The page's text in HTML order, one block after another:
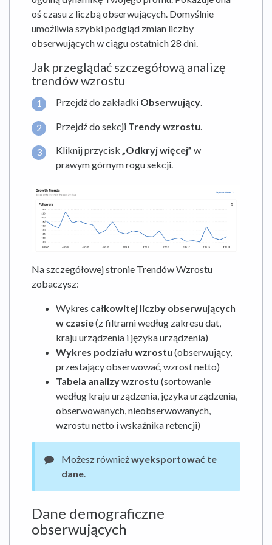
oś czasu z liczbą obserwujących. Domyślnie
umożliwia szybki podgląd zmian liczby
obserwujących w ciągu ostatnich 28 dni.
Jak przeglądać szczegółową analizę
trendów wzrostu
Przejdź do zakładki Obserwujący.
Przejdź do sekcji Trendy wzrostu
Kliknij przycisk „Odkryj więcej” w
prawym górnym rogu sekcji.
Na szczegółowej stronie Trendów Wzrostu
zobaczysz:
Wykres całkowitej liczby obserwujących
w czasie(z filtrami według zakresu dat,
kraju urządzenia i języka urządzenia)
Wykres podziału wzrostu (obserwujący,
przestający obserwować, wzrost netto)
Tabela analizy wzrostu (sortowanie
według kraju urządzenia, języka urządzenia,
obserwowanych, nieobserwowanych,
wzrostu netto i wskaźnika retencji)
Możesz równieżwyeksportować te
dane.
Dane demograficzne
obserwujących